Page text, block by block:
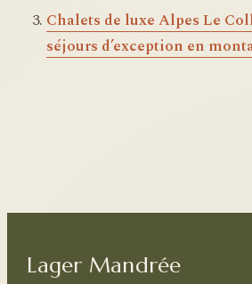
Chalets de luxe Alpes Le
séjours d’exception en
Lager Mandrée